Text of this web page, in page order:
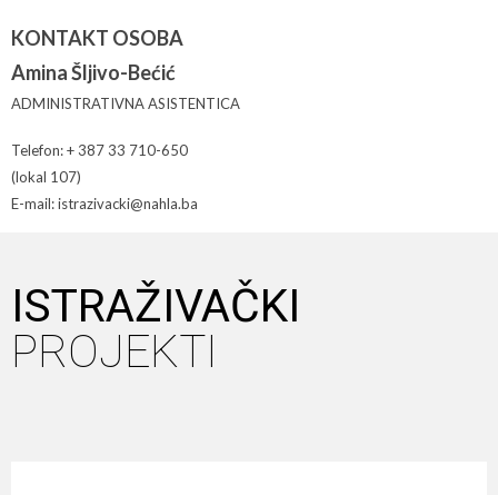
KONTAKT OSOBA
Amina Šljivo-Bećić
ADMINISTRATIVNA ASISTENTICA
Telefon: + 387 33 710-650
(lokal 107)
E-mail: istrazivacki@nahla.ba
ISTRAŽIVAČKI
PROJEKTI